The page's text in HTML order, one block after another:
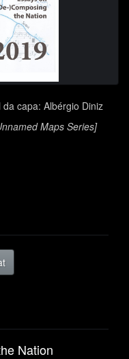
capa: Albérgio Diniz
Maps Series]
Nation